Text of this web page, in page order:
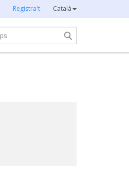
Registra't Català